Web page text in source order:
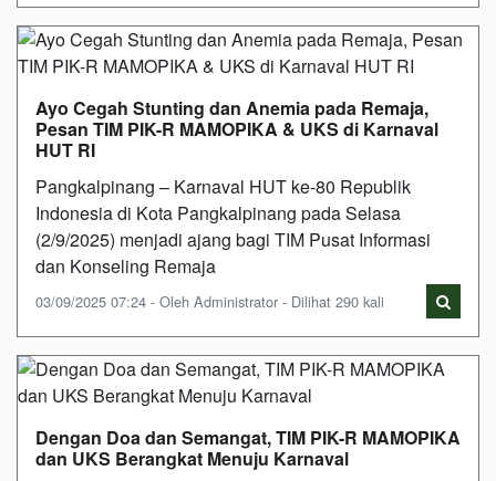
Ayo Cegah Stunting dan Anemia pada Remaja,
Pesan TIM PIK-R MAMOPIKA & UKS di Karnaval
HUT RI
Pangkalpinang – Karnaval HUT ke-80 Republik
Indonesia di Kota Pangkalpinang pada Selasa
(2/9/2025) menjadi ajang bagi TIM Pusat Informasi
dan Konseling Remaja
03/09/2025 07:24 - Oleh Administrator - Dilihat 290 kali
Dengan Doa dan Semangat, TIM PIK-R MAMOPIKA
dan UKS Berangkat Menuju Karnaval